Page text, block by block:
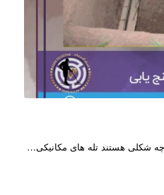
چه شکلی هستند تله های مکانیکی…